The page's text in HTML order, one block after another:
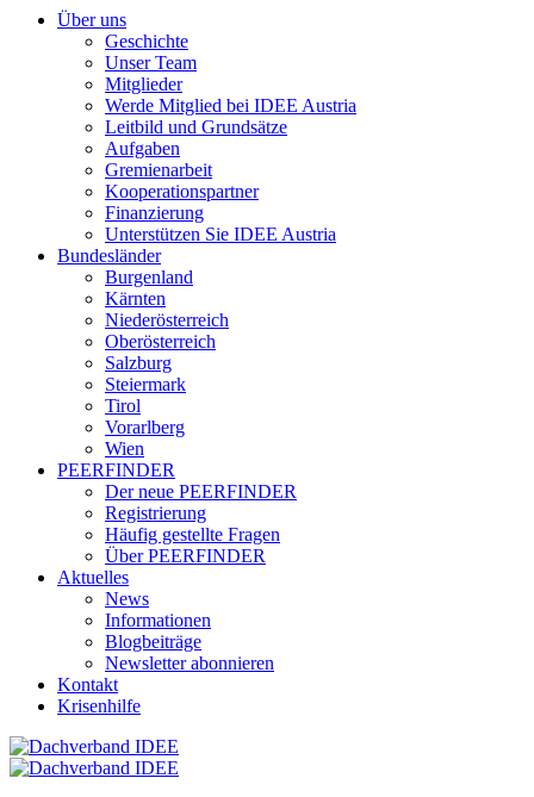
Über uns
Geschichte
Unser Team
Mitglieder
Werde Mitglied bei IDEE Austria
Leitbild und Grundsätze
Aufgaben
Gremienarbeit
Kooperationspartner
Finanzierung
Unterstützen Sie IDEE Austria
Bundesländer
Burgenland
Kärnten
Niederösterreich
Oberösterreich
Salzburg
Steiermark
Tirol
Vorarlberg
Wien
PEERFINDER
Der neue PEERFINDER
Registrierung
Häufig gestellte Fragen
Über PEERFINDER
Aktuelles
News
Informationen
Blogbeiträge
Newsletter abonnieren
Kontakt
Krisenhilfe